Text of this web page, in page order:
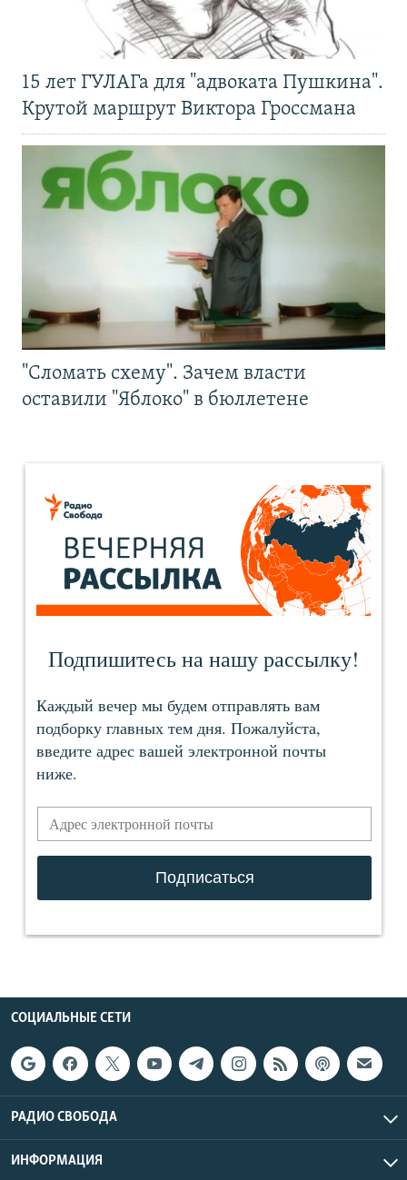
15 лет ГУЛАГа для "адвоката Пушкина".
Крутой маршрут Виктора Гроссмана
"Сломать схему". Зачем власти
оставили "Яблоко" в бюллетене
СОЦИАЛЬНЫЕ СЕТИ
РАДИО СВОБОДА
ИНФОРМАЦИЯ